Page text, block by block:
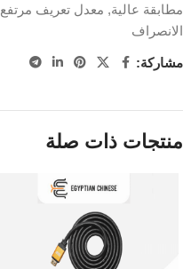
مطابقة عالية, معدل تعريف مرتفع
الانصراف
مشاركة:
منتجات ذات صلة